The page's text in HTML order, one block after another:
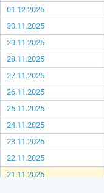
01.12.2025
30.11.2025
29.11.2025
28.11.2025
27.11.2025
26.11.2025
25.11.2025
24.11.2025
23.11.2025
22.11.2025
21.11.2025